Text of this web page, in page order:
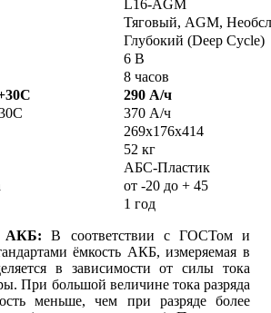
L16-AGM
Тяговый, AGM,
Глубокий (Deep Cycle)
6 В
8 часов
290 А/ч
370 А/ч
269х176х414
52 кг
АБС-Пластик
от -20 до + 45
1 год
АКБ:В соответствии с ГОСТом и
ёмкость АКБ, измеряемая в
в зависимости от силы тока
При большой величине тока разряда
меньше, чем при разряде более